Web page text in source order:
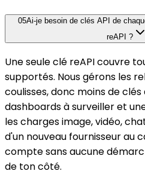
05Ai-je besoin de clés API de
reAPI ?
Une seule clé reAPI couvre
supportés. Nous gérons les
coulisses, donc moins de
dashboards à surveiller et
les charges image, vidéo,
d'un nouveau fournisseur au
compte sans aucune
de ton côté.